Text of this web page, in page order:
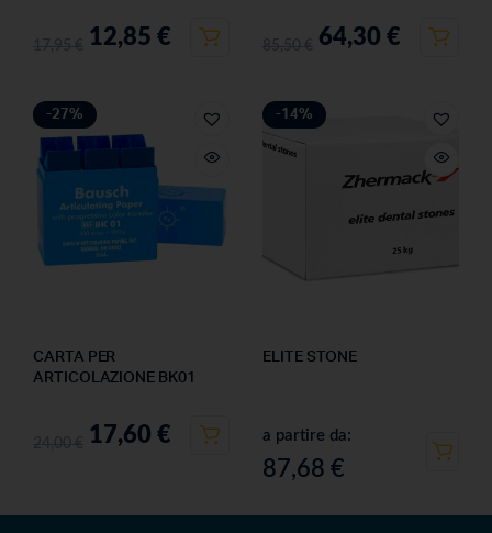
12,85 € 64,30 €
-27%
CARTA PER
ARTICOLAZIONE BK01
17,60 €
-14%
ELITE STONE
a partire da:
87,68 €